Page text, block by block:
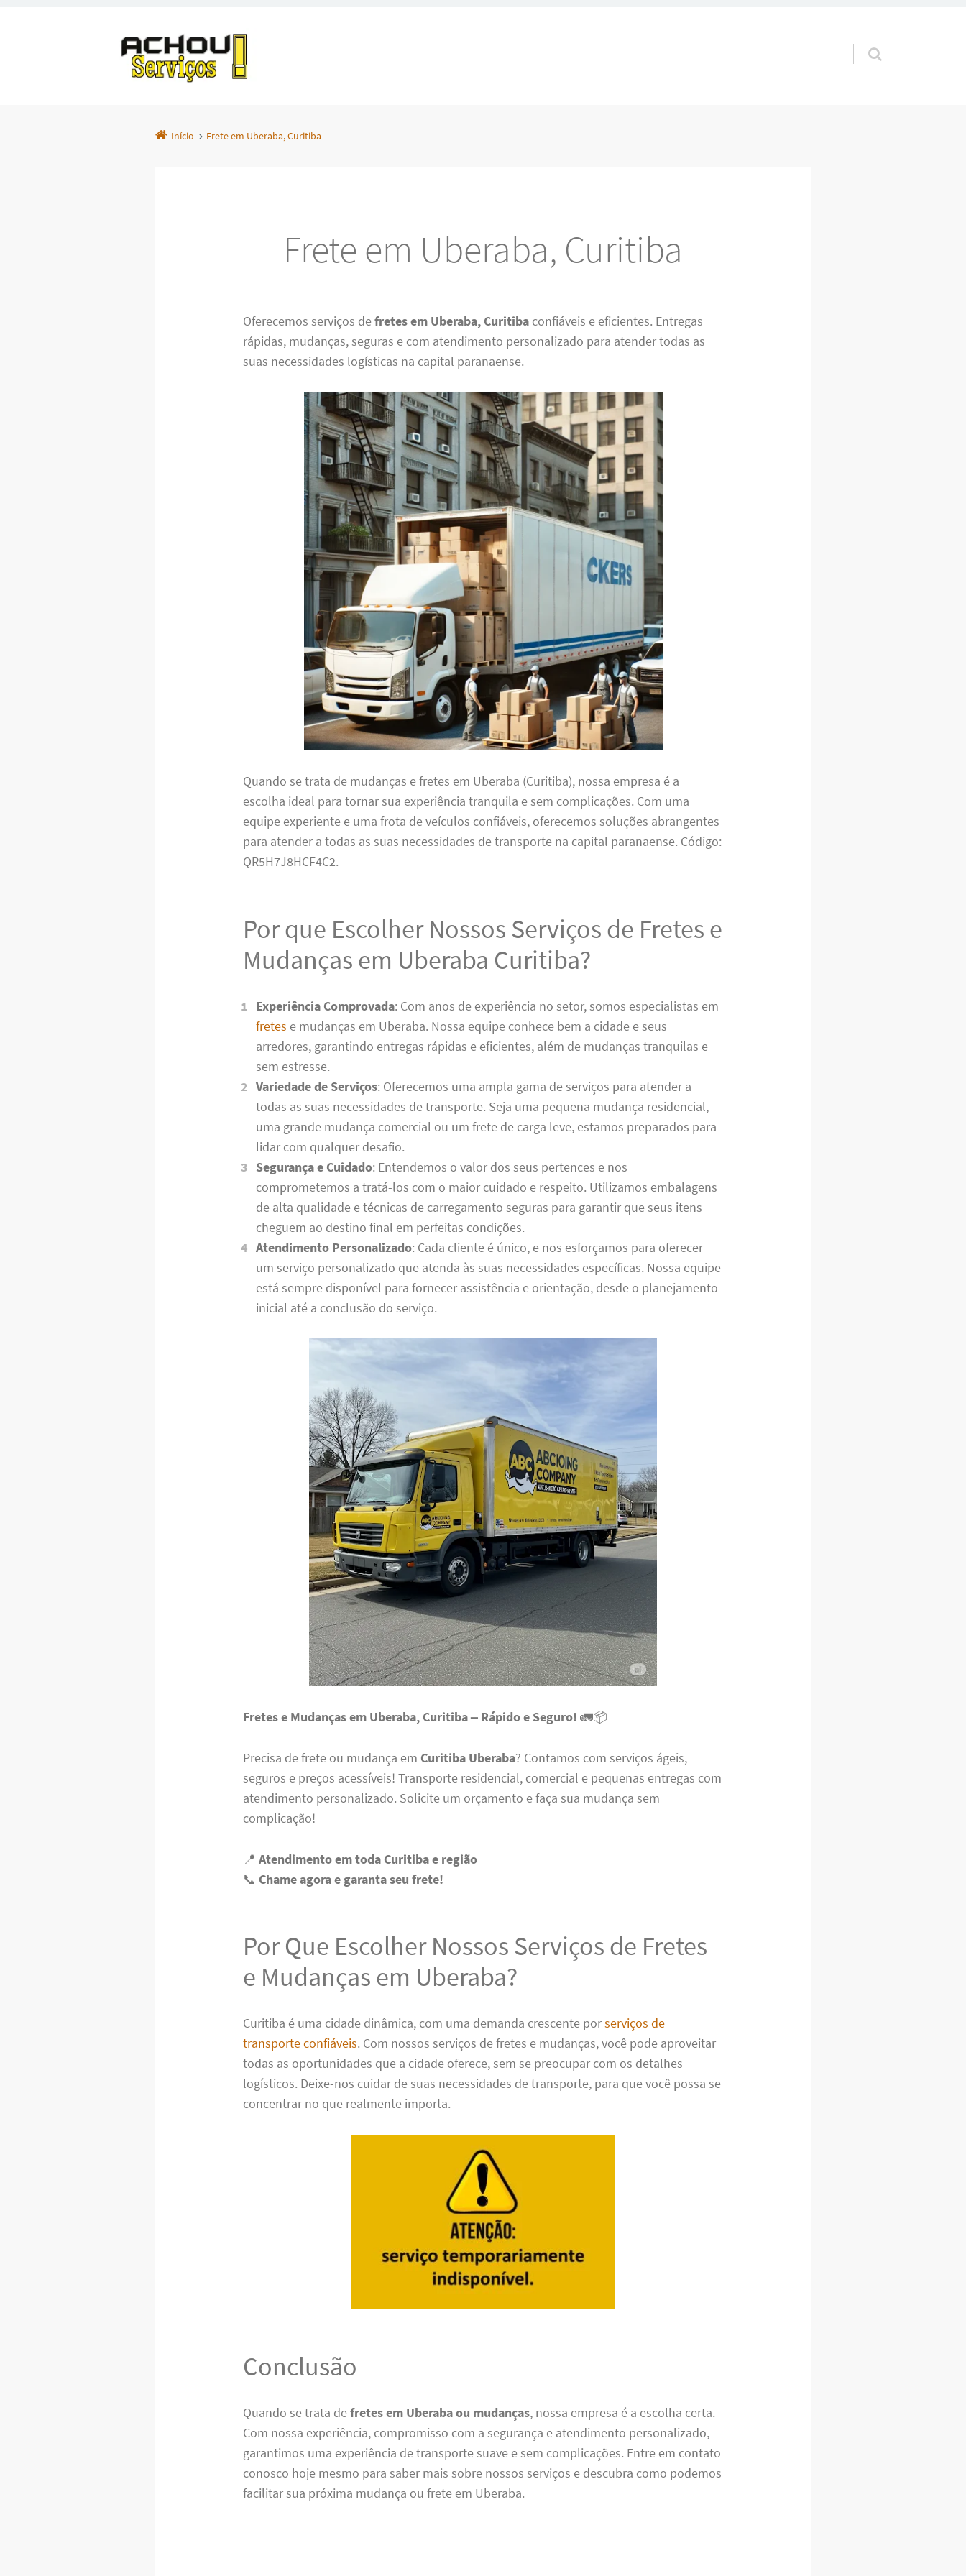
Pular para o conteúdo
Início Frete em Uberaba, Curitiba
Frete em Uberaba, Curitiba
Oferecemos serviços defretes em Uberaba, Curitiba confiáveis e eficientes. Entregas
rápidas, mudanças, seguras e com atendimento personalizado para atender todas as
suas necessidades logísticas na capital paranaense.
Quando se trata de mudanças e fretes em Uberaba (Curitiba), nossa empresa é a
escolha ideal para tornar sua experiência tranquila e sem complicações. Com uma
equipe experiente e uma frota de veículos confiáveis, oferecemos soluções abrangentes
para atender a todas as suas necessidades de transporte na capital paranaense. Código:
QR5H7J8HCF4C2.
Por que Escolher Nossos Serviços de Fretes e
Mudanças em Uberaba Curitiba?
Experiência Comprovada: Com anos de experiência no setor, somos especialistas em
fretes e mudanças em Uberaba. Nossa equipe conhece bem a cidade e seus
arredores, garantindo entregas rápidas e eficientes, além de mudanças tranquilas e
sem estresse.
Variedade de Serviços: Oferecemos uma ampla gama de serviços para atender a
todas as suas necessidades de transporte. Seja uma pequena mudança residencial,
uma grande mudança comercial ou um frete de carga leve, estamos preparados para
lidar com qualquer desafio.
Segurança e Cuidado: Entendemos o valor dos seus pertences e nos
comprometemos a tratá-los com o maior cuidado e respeito. Utilizamos embalagens
de alta qualidade e técnicas de carregamento seguras para garantir que seus itens
cheguem ao destino final em perfeitas condições.
Atendimento Personalizado: Cada cliente é único, e nos esforçamos para oferecer
um serviço personalizado que atenda às suas necessidades específicas. Nossa equipe
está sempre disponível para fornecer assistência e orientação, desde o planejamento
inicial até a conclusão do serviço.
Fretes e Mudanças em Uberaba, Curitiba – Rápido e Seguro! 🚛📦
Precisa de frete ou mudança em Curitiba Uberaba? Contamos com serviços ágeis,
seguros e preços acessíveis! Transporte residencial, comercial e pequenas entregas com
atendimento personalizado. Solicite um orçamento e faça sua mudança sem
complicação!
📍Atendimento em toda Curitiba e região
📞 Chame agora e garanta seu frete!
Por Que Escolher Nossos Serviços de Fretes
e Mudanças em Uberaba?
Curitiba é uma cidade dinâmica, com uma demanda crescente porserviços de
transporte confiáveis. Com nossos serviços de fretes e mudanças, você pode aproveitar
todas as oportunidades que a cidade oferece, sem se preocupar com os detalhes
logísticos. Deixe-nos cuidar de suas necessidades de transporte, para que você possa se
concentrar no que realmente importa.
Conclusão
Quando se trata defretes em Uberaba ou mudanças, nossa empresa é a escolha certa.
Com nossa experiência, compromisso com a segurança e atendimento personalizado,
garantimos uma experiência de transporte suave e sem complicações. Entre em contato
conosco hoje mesmo para saber mais sobre nossos serviços e descubra como podemos
facilitar sua próxima mudança ou frete em Uberaba.